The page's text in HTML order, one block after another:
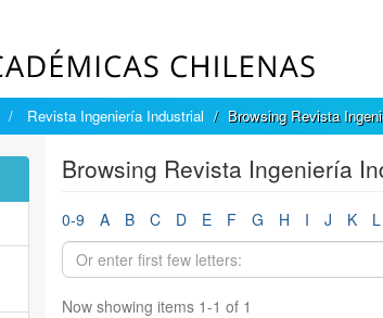
Revista Ingeniería Industrial Browsing Revista
Browsing Revista Ingeniería
0-9 A B C D E F G H I J K L
Now showing items 1-1 of 1